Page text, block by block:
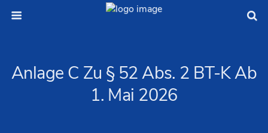
Anlage C Zu § 52 Abs. 2 BT-K Ab
1. Mai 2026